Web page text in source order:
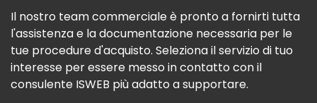
Il nostro team commerciale è pronto a fornirti tutta
l'assistenza e la documentazione necessaria per le
tue procedure d'acquisto. Seleziona il servizio di tuo
interesse per essere messo in contatto con il
consulente ISWEB più adatto a supportare.